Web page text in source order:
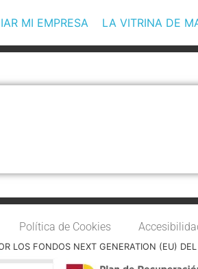
MI EMPRESA LA VITRINA DE
Política de Cookies
LOS FONDOS NEXT GENERATION (EU)